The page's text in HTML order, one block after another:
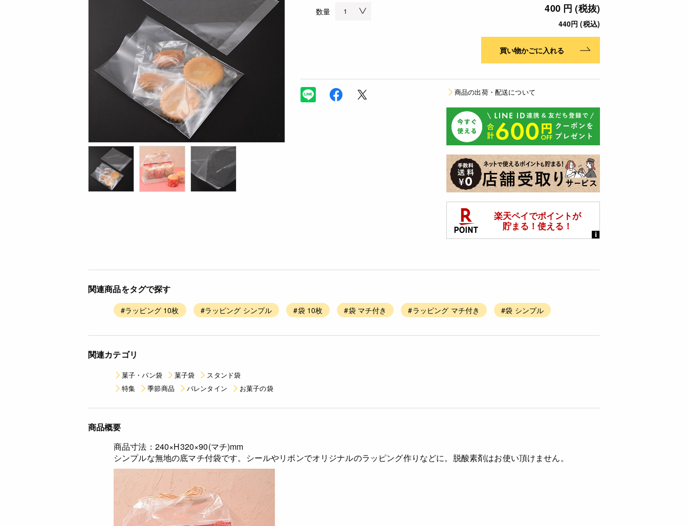
数量 400 円 (税抜)
440円 (税込)
買い物かごに入れる
商品の出荷・配送について
関連商品をタグで探す
#ラッピング 10枚 #ラッピング シンプル #袋 10枚 #袋 マチ付き #ラッピング マチ付き #袋 シンプル
関連カテゴリ
菓子・パン袋 菓子袋
スタンド袋
特集
季節商品 バレンタイン お菓子の袋
商品概要
商品寸法：240×H320×90(マチ)mm
シンプルな無地の底マチ付袋です。シールやリボンでオリジナルのラッピング作りなどに。脱酸素剤はお使い頂けません。